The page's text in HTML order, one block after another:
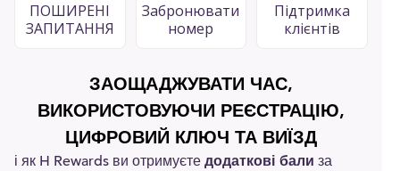
ПОШИРЕНІ
ЗАПИТАННЯ
Забронювати
номер
Підтримка
клієнтів
ЗАОЩАДЖУВАТИ ЧАС,
ВИКОРИСТОВУЮЧИ РЕЄСТРАЦІЮ,
ЦИФРОВИЙ КЛЮЧ ТА ВИЇЗД
і як H Rewards ви отримуєте додаткові бали за